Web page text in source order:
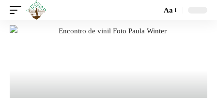
Aa